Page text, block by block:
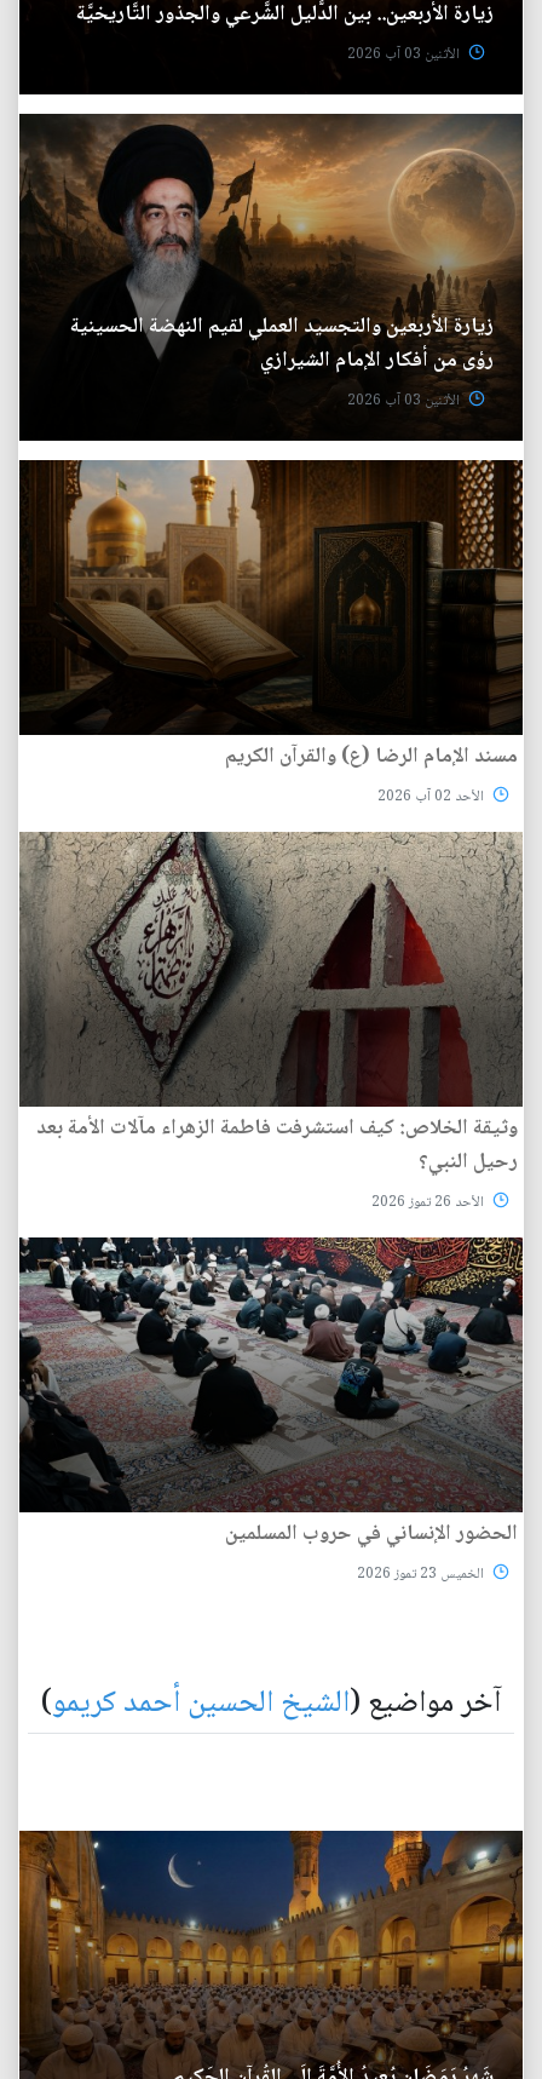
زيارة الأربعين.. بين الدَّليل الشَّرعي والجذور التَّاريخيَّة
الأثنين 03 آب 2026
زيارة الأربعين والتجسيد العملي لقيم النهضة الحسينية
رؤى من أفكار الإمام الشيرازي
الأثنين 03 آب 2026
مسند الإمام الرضا (ع) والقرآن الكريم
الأحد 02 آب 2026
وثيقة الخلاص: كيف استشرفت فاطمة الزهراء مآلات الأمة بعد
رحيل النبي؟
الأحد 26 تموز 2026
الحضور الإنساني في حروب المسلمين
الخميس 23 تموز 2026
آخر مواضيع (الشيخ الحسين أحمد كريمو)